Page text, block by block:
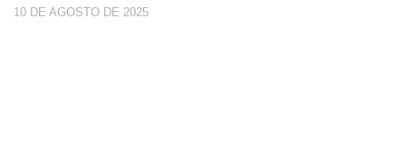
10 DE AGOSTO DE 2025